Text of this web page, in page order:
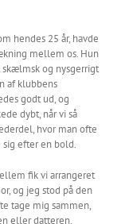
hendes 25 år, havde
mellem os. Hun
og nysgerrigt
af klubbens
godt ud, og
dybt, når vi så
hvor man ofte
sig efter en bold.
fik vi arrangeret
og jeg stod på den
tage mig sammen,
eller datteren.